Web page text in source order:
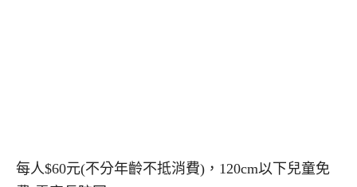
每人$60元(不分年齡不抵消費)，120cm以下兒童免